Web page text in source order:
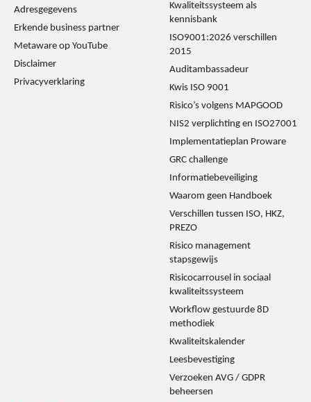
Adresgegevens
Erkende business partner
Metaware op YouTube
Disclaimer
Privacyverklaring
Kwaliteitssysteem als
kennisbank
ISO9001:2026 verschillen
2015
Auditambassadeur
Kwis ISO 9001
Risico’s volgens MAPGOOD
NIS2 verplichting en ISO27001
Implementatieplan Proware
GRC challenge
Informatiebeveiliging
Waarom geen Handboek
Verschillen tussen ISO, HKZ,
PREZO
Risico management
stapsgewijs
Risicocarrousel in sociaal
kwaliteitssysteem
Workflow gestuurde 8D
methodiek
Kwaliteitskalender
Leesbevestiging
Verzoeken AVG / GDPR
beheersen